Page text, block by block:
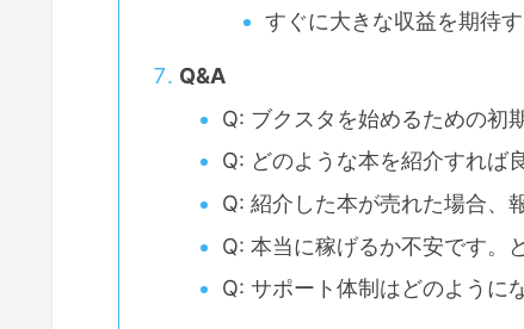
すぐに大きな収益を期待す
Q&A
Q: ブクスタを始めるための初
Q: どのような本を紹介すれば
Q: 紹介した本が売れた場合、
Q: 本当に稼げるか不安です。
Q: サポート体制はどのように